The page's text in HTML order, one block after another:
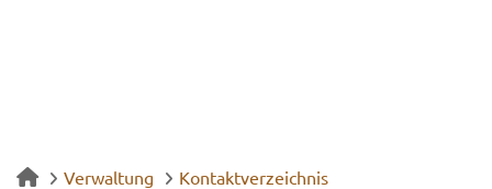
Verwaltung Kontaktverzeichnis